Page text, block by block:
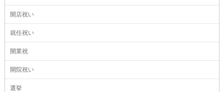
開店祝い
就任祝い
開業祝
開院祝い
選挙